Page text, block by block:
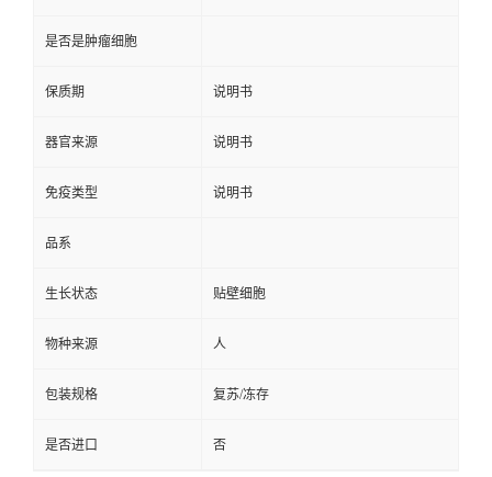
是否是肿瘤细胞
保质期 说明书
器官来源 说明书
免疫类型 说明书
品系
生长状态 贴壁细胞
物种来源 人
包装规格 复苏/冻存
是否进口 否